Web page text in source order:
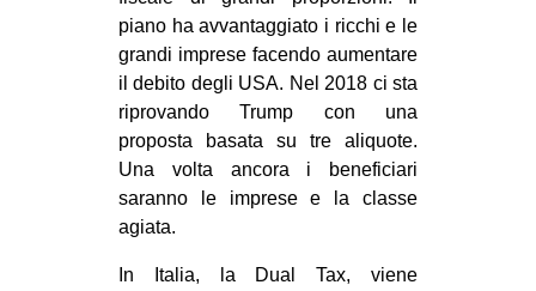
MOBILITAZIONI
SPAZI
SPORT POPOLARE
AMBIENTE
DIRITTO ALL’ABITARE
piano ha avvantaggiato i ricchi e le
grandi imprese facendo aumentare
il debito degli USA. Nel 2018 ci sta
riprovando Trump con una
proposta basata su tre aliquote.
Una volta ancora i beneficiari
saranno le imprese e la classe
agiata.
In Italia, la Dual Tax, viene